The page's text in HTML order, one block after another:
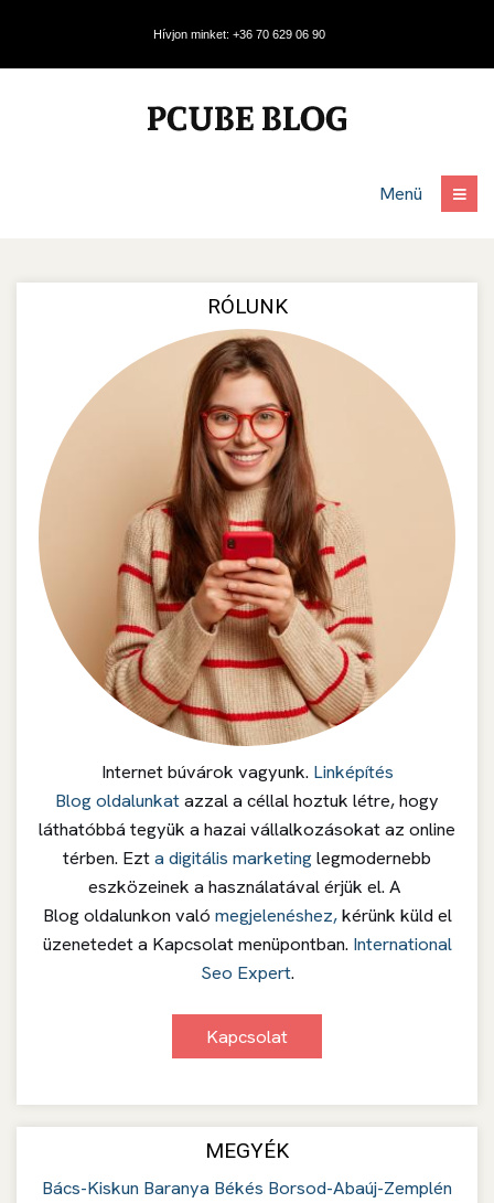
Hívjon minket: +36 70 629 06 90
Menü
RÓLUNK
Internet búvárok vagyunk. Linképítés
Blog oldalunkatazzal a céllal hoztuk létre, hogy
láthatóbbá tegyük a hazai vállalkozásokat az online
térben. Ezta digitális marketinglegmodernebb
eszközeinek a használatával érjük el. A
Blog oldalunkon való megjelenéshez,kérünk küld el
üzenetedet a Kapcsolat menüpontban. International
Seo Expert.
Kapcsolat
MEGYÉK
Bács-Kiskun Baranya Békés Borsod-Abaúj-Zemplén